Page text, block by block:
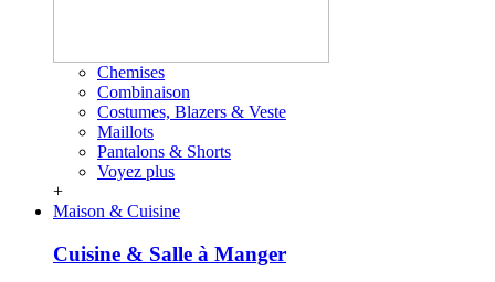
Chemises
Combinaison
Costumes, Blazers & Veste
Maillots
Pantalons & Shorts
Voyez plus
+
Maison & Cuisine
Cuisine & Salle à Manger